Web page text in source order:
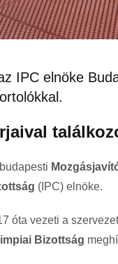
IPC elnöke
(IPC) elnöke.
óta vezeti a
Bizottság